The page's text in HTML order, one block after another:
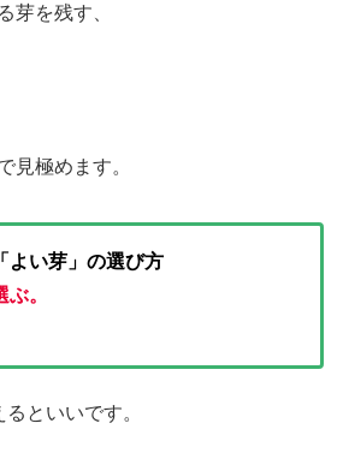
芽を残す、
見極めます。
よい芽」の選び方
。
といいです。